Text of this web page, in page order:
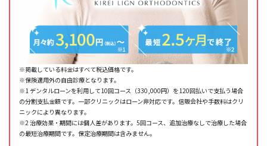
※掲載している料金はすべて税込価格です。
※保険適用外の自由診療となります。
※1 デンタルローンを利用して10回コース（330,000円）を120回払いで支払う場合
の分割支払金額です。一部クリニックはローン非対応です。信販会社や手数料はクリ
ニックにより異なります。
※2 治療効果・期間には個人差があります。5回コース、追加治療なしで治療した場合
の最短治療期間です。保定治療期間は含みません。